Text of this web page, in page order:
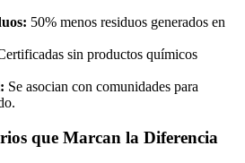
50% menos residuos generados en
sin productos químicos
Se asocian con comunidades para
que Marcan la Diferencia